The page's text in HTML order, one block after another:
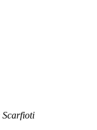
Scarfioti